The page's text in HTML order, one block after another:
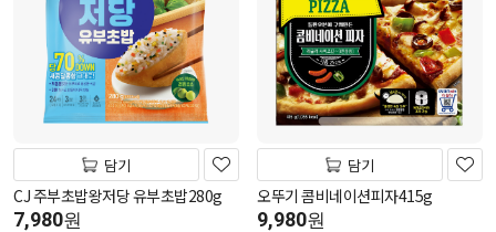
담기
CJ 주부초밥왕저당 유부초밥280g
7,980원
담기
오뚜기 콤비네이션피자415g
9,980원